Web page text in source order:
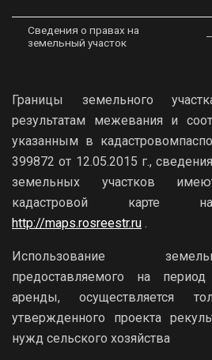
Сведения о правах на
земельный участок
Границы земельного
результатам межевания и
указанным в
399872 от 12.05.2015 г.,
земельных участков
кадастровой карте на
http://maps.rosreestr.ru .
Использование
предоставляемого на
аренды, осуществляется
утвержденного проекта
нужд сельского хозяйства